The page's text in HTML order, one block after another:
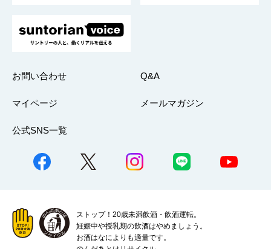
お問い合わせ Q&A
マイページ メールマガジン
公式SNS一覧
ストップ！20歳未満飲酒・飲酒運転。
妊娠中や授乳期の飲酒はやめましょう。
お酒はなによりも適量です。